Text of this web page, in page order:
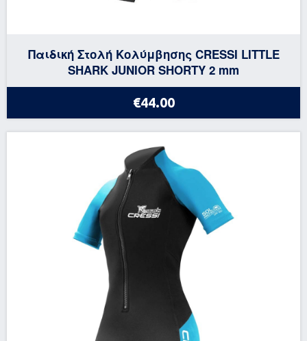
Παιδική Στολή Κολύμβησης CRESSI LITTLE
SHARK JUNIOR SHORTY 2 mm
€44.00